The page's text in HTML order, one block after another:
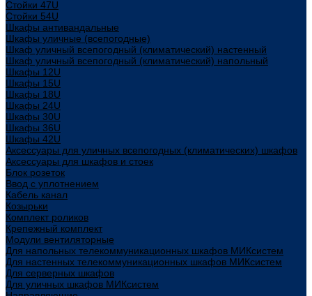
Стойки 47U
Стойки 54U
Шкафы антивандальные
Шкафы уличные (всепогодные)
Шкаф уличный всепогодный (климатический) настенный
Шкаф уличный всепогодный (климатический) напольный
Шкафы 12U
Шкафы 15U
Шкафы 18U
Шкафы 24U
Шкафы 30U
Шкафы 36U
Шкафы 42U
Аксессуары для уличных всепогодных (климатических) шкафов
Аксессуары для шкафов и стоек
Блок розеток
Ввод с уплотнением
Кабель канал
Козырьки
Комплект роликов
Крепежный комплект
Модули вентиляторные
Для напольных телекоммуникационных шкафов МИКсистем
Для настенных телекоммуникационных шкафов МИКсистем
Для серверных шкафов
Для уличных шкафов МИКсистем